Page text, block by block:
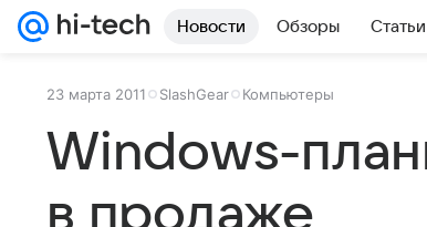
Новости Обзоры Статьи
23 марта 2011 SlashGear Компьютеры
Windows-
в продаже